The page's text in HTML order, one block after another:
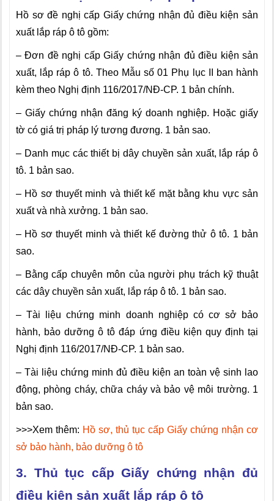
Hồ sơ đề nghị cấp Giấy chứng nhận đủ điều kiện sản
xuất lắp ráp ô tô gồm:
– Đơn đề nghị cấp Giấy chứng nhận đủ điều kiện sản
xuất, lắp ráp ô tô. Theo Mẫu số 01 Phụ lục II ban hành
kèm theo Nghị định 116/2017/NĐ-CP. 1 bản chính.
– Giấy chứng nhận đăng ký doanh nghiệp. Hoặc giấy
tờ có giá trị pháp lý tương đương. 1 bản sao.
– Danh mục các thiết bị dây chuyền sản xuất, lắp ráp ô
tô. 1 bản sao.
– Hồ sơ thuyết minh và thiết kế mặt bằng khu vực sản
xuất và nhà xưởng. 1 bản sao.
– Hồ sơ thuyết minh và thiết kế đường thử ô tô. 1 bản
sao.
– Bằng cấp chuyên môn của người phụ trách kỹ thuật
các dây chuyền sản xuất, lắp ráp ô tô. 1 bản sao.
– Tài liệu chứng minh doanh nghiệp có cơ sở bảo
hành, bảo dưỡng ô tô đáp ứng điều kiện quy định tại
Nghị định 116/2017/NĐ-CP. 1 bản sao.
– Tài liệu chứng minh đủ điều kiện an toàn vệ sinh lao
động, phòng cháy, chữa cháy và bảo vệ môi trường. 1
bản sao.
>>>Xem thêm: Hồ sơ, thủ tục cấp Giấy chứng nhận cơ
sở bảo hành, bảo dưỡng ô tô
3. Thủ tục cấp Giấy chứng nhận đủ
điều kiện sản xuất lắp ráp ô tô